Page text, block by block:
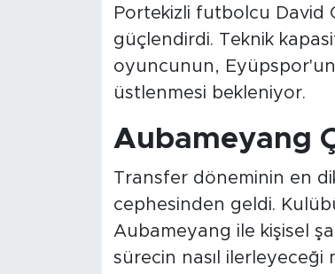
Portekizli futbolcu David
güçlendirdi. Teknik
oyuncunun,
üstlenmesi bekleniyor.
Aubameyang
Transfer döneminin en
cephesinden geldi.
Aubameyang ile kişisel
sürecin nasıl ilerleyeceği